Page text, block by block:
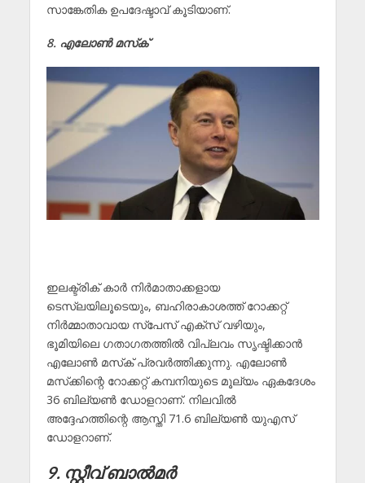
സാങ്കേതിക ഉപദേഷ്ടാവ് കൂടിയാണ്.
8. എലോൺ മസ്‌ക്
ഇലക്ട്രിക് കാർ നിർമാതാക്കളായ
ടെസ്‌ലയിലൂടെയും, ബഹിരാകാശത്ത് റോക്കറ്റ്
നിർമ്മാതാവായ സ്‌പേസ് എക്‌സ് വഴിയും,
ഭൂമിയിലെ ഗതാഗതത്തിൽ വിപ്ലവം സൃഷ്ടിക്കാൻ
എലോൺ മസ്‌ക് പ്രവർത്തിക്കുന്നു. എലോൺ
മസ്‌ക്കിന്റെ റോക്കറ്റ് കമ്പനിയുടെ മൂല്യം ഏകദേശം
36 ബില്യൺ ഡോളറാണ്. നിലവിൽ
അദ്ദേഹത്തിന്റെ ആസ്തി 71.6 ബില്യൺ യുഎസ്
ഡോളറാണ്.
9. സ്റ്റീവ് ബാൽമർ